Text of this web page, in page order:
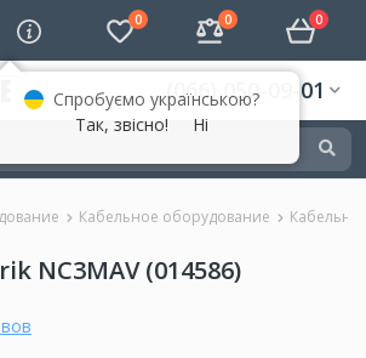
0 0 0
(066) 050-09-01
Кабельное оборудование
NC3MAV (014586)
Спробуємо українською?
Так, звісно!
Ні